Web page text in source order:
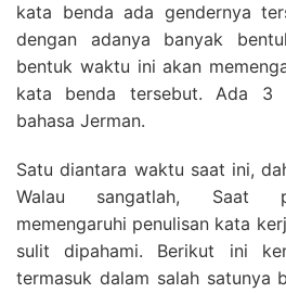
kata benda ada gendernya
dengan adanya banyak
bentuk waktu ini akan
kata benda tersebut. Ada 3
bahasa Jerman.
Satu diantara waktu saat ini,
Walau sangatlah, Saat
memengaruhi penulisan kata
sulit dipahami. Berikut ini
termasuk dalam salah satunya